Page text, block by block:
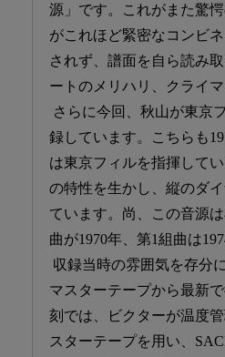
源」です。これがまた驚
がこれほど緊密なコンビ
されず、譜面を自ら読み
ートのメリハリ、クライ
さらに今回、秋山が東京
録しています。こちらも
は東京フィルを指揮して
の特性を生かし、縦のダ
ています。尚、この音源
曲が1970年、第1組曲は
収録当時の雰囲気を存分
マスターテープから最新
刻では、ビクターが温度
スターテープを用い、